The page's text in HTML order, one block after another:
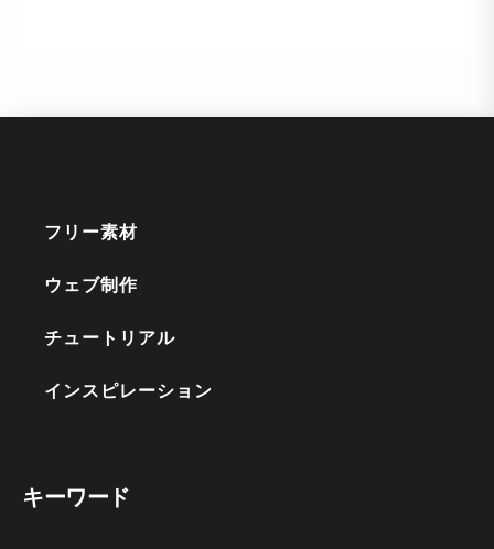
フリー素材
ウェブ制作
チュートリアル
インスピレーション
キーワード